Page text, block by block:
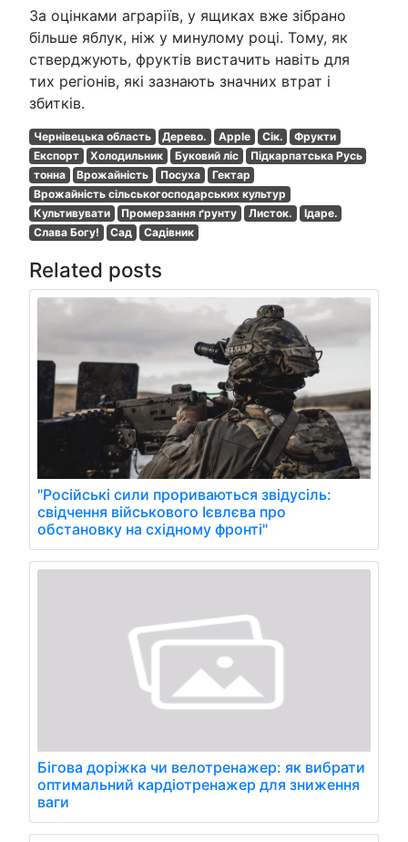
За оцінками аграріїв, у ящиках вже зібрано
більше яблук, ніж у минулому році. Тому, як
стверджують, фруктів вистачить навіть для
тих регіонів, які зазнають значних втрат і
збитків.
Чернівецька область Дерево. Apple Сік.
Фрукти
Експорт
Холодильник Буковий ліс
Підкарпатська Русь
тонна
Врожайність Посуха
Гектар
Врожайність сільськогосподарських культур
Культивувати
Промерзання ґрунту Листок.
Ідаре.
Слава Богу!
Сад Садівник
Related posts
"Російські сили прориваються звідусіль:
свідчення військового Ієвлєва про
обстановку на східному фронті"
Бігова доріжка чи велотренажер: як вибрати
оптимальний кардіотренажер для зниження
ваги